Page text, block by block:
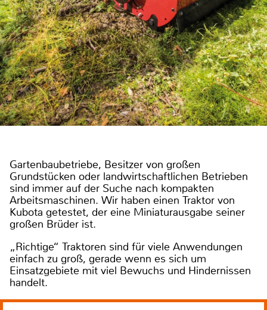
Gartenbaubetriebe, Besitzer von großen
Grundstücken oder landwirtschaftlichen Betrieben
sind immer auf der Suche nach kompakten
Arbeitsmaschinen. Wir haben einen Traktor von
Kubota getestet, der eine Miniaturausgabe seiner
großen Brüder ist.
„Richtige“ Traktoren sind für viele Anwendungen
einfach zu groß, gerade wenn es sich um
Einsatzgebiete mit viel Bewuchs und Hindernissen
handelt.